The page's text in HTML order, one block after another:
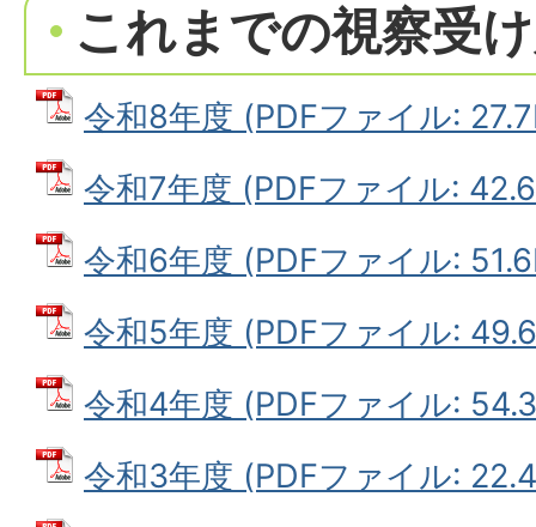
これまでの視察受
令和8年度 (PDFファイル:
令和7年度 (PDFファイル:
令和6年度 (PDFファイル:
令和5年度 (PDFファイル:
令和4年度 (PDFファイル:
令和3年度 (PDFファイル: